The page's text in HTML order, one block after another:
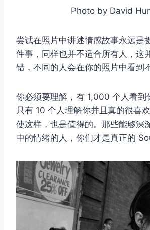
Photo by David
尝试在照片中讲述情感故事永远是
件事，同样也并不适合所有人，这
错，不同的人会在你的照片中看到
你必须要理解，有 1,000 个人看到
只有 10 个人理解你并且真的很喜
使这样，也是值得的。那些能够深
中的情绪的人，你们才是真正的